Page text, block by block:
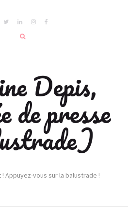
Depis,
de presse
Appuyez-vous sur la balustrade !